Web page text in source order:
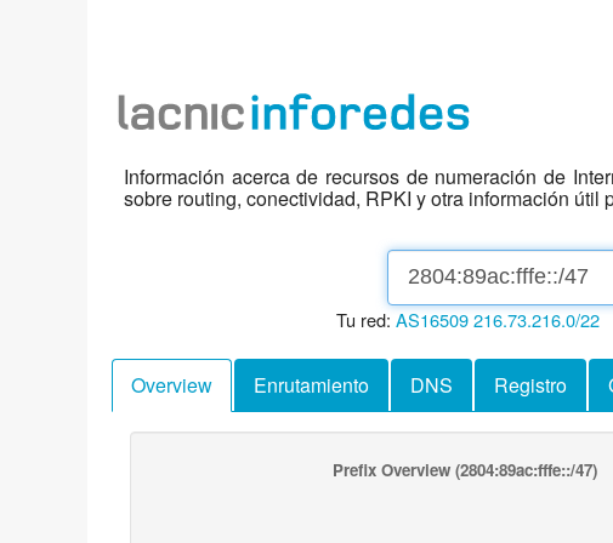
Información acerca de recursos de numeración de
sobre routing, conectividad, RPKI y otra información
Tu red: AS16509216.73.216.0/22
Overview Enrutamiento DNS Registro
Prefix Overview (2804:89ac:fffe::/47)